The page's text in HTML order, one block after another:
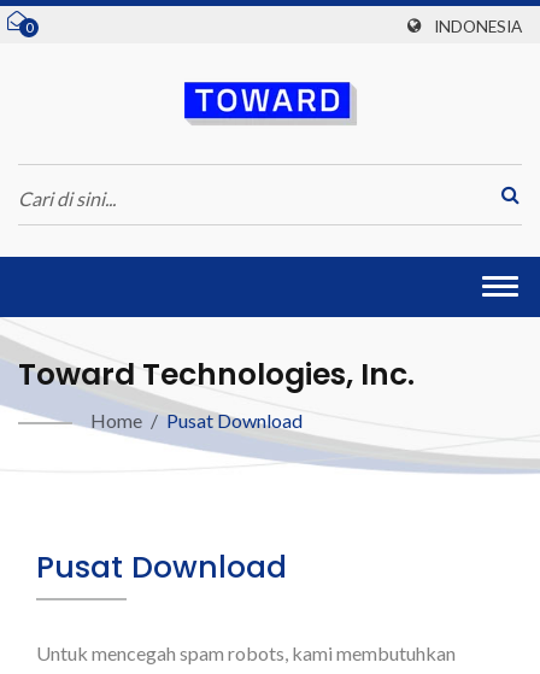
0 INDONESIA
Toward Technologies, Inc.
Home / Pusat Download
Pusat Download
Untuk mencegah spam robots, kami membutuhkan